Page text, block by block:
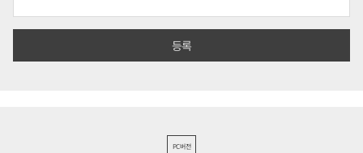
PC버전